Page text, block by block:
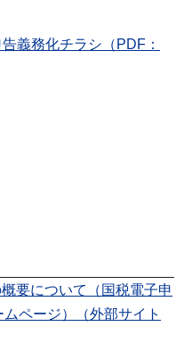
義務化チラシ（PDF：
要について（国税電子申
ページ）（外部サイト